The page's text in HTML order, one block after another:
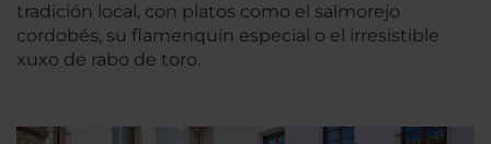
tradición local, con platos como el salmorejo
cordobés, su flamenquín especial o el irresistible
xuxo de rabo de toro.